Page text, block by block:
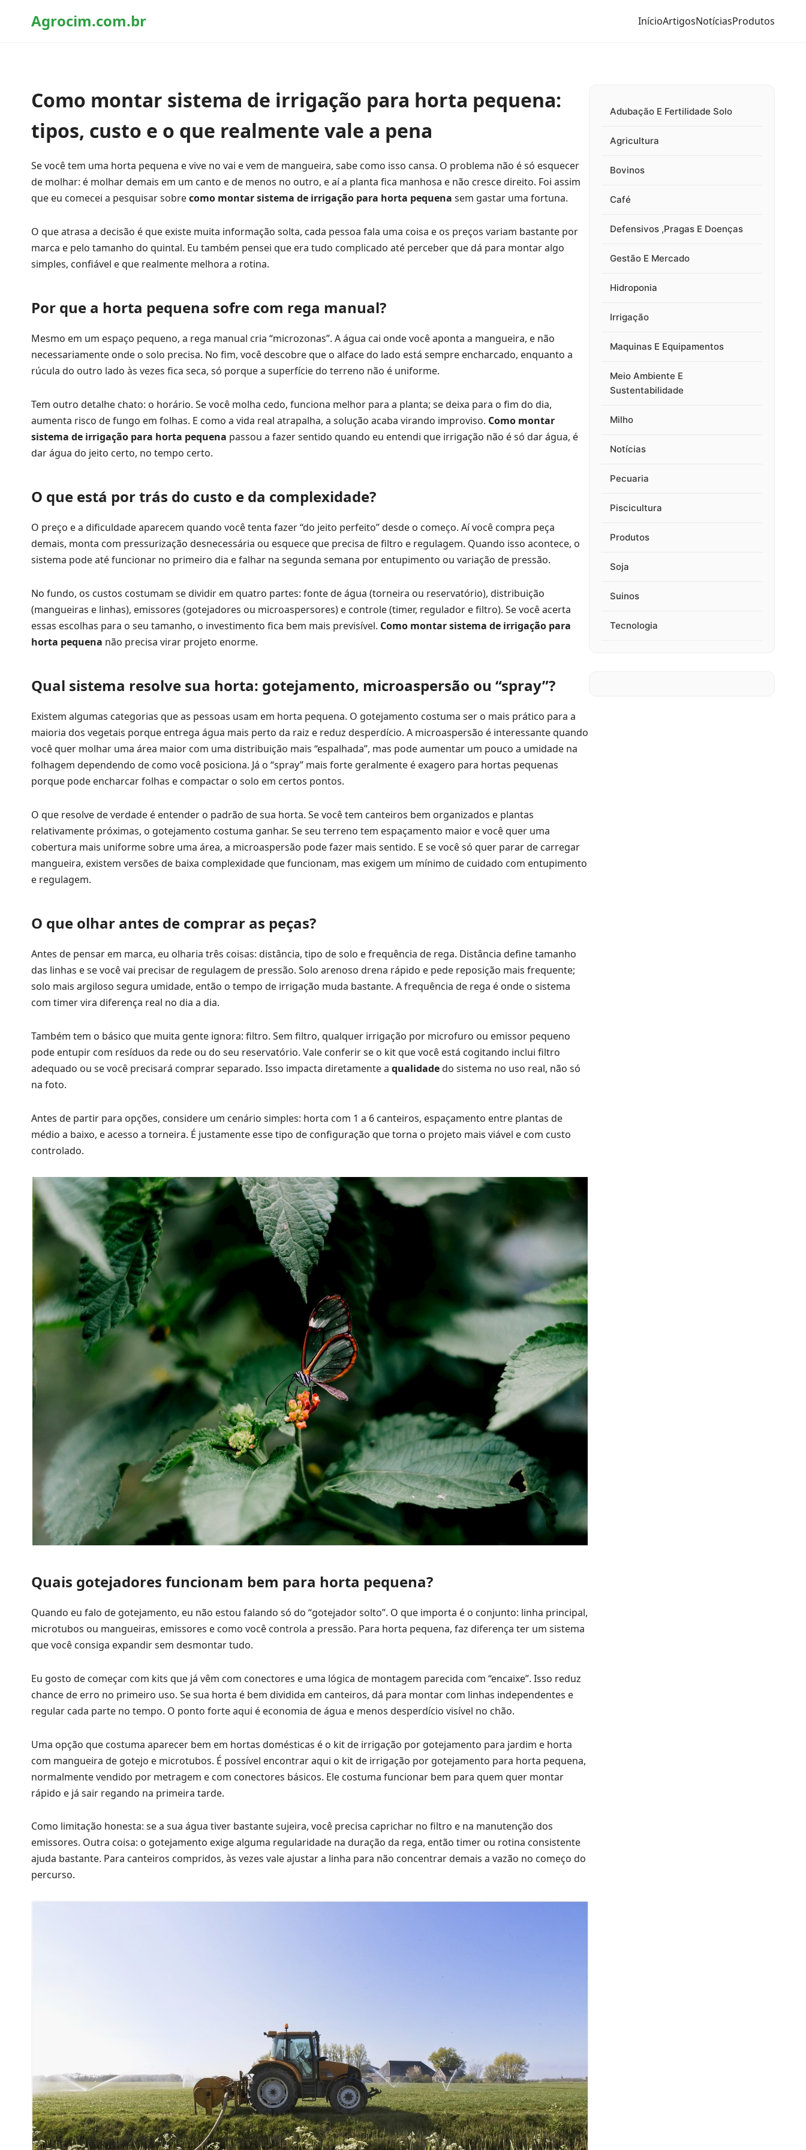
Agrocim.com.br InícioArtigosNotíciasProdutos
Como montar sistema de irrigação para horta pequena:
tipos, custo e o que realmente vale a pena
Se você tem uma horta pequena e vive no vai e vem de mangueira, sabe como isso cansa. O problema não é só esquecer
de molhar: é molhar demais em um canto e de menos no outro, e aí a planta fica manhosa e não cresce direito. Foi assim
que eu comecei a pesquisar sobrecomo montar sistema de irrigação para horta pequena sem gastar uma fortuna.
O que atrasa a decisão é que existe muita informação solta, cada pessoa fala uma coisa e os preços variam bastante por
marca e pelo tamanho do quintal. Eu também pensei que era tudo complicado até perceber que dá para montar algo
simples, confiável e que realmente melhora a rotina.
Por que a horta pequena sofre com rega manual?
Mesmo em um espaço pequeno, a rega manual cria “microzonas”. A água cai onde você aponta a mangueira, e não
necessariamente onde o solo precisa. No fim, você descobre que o alface do lado está sempre encharcado, enquanto a
rúcula do outro lado às vezes fica seca, só porque a superfície do terreno não é uniforme.
Tem outro detalhe chato: o horário. Se você molha cedo, funciona melhor para a planta; se deixa para o fim do dia,
aumenta risco de fungo em folhas. E como a vida real atrapalha, a solução acaba virando improviso. Como montar
sistema de irrigação para horta pequena passou a fazer sentido quando eu entendi que irrigação não é só dar água, é
dar água do jeito certo, no tempo certo.
O que está por trás do custo e da complexidade?
O preço e a dificuldade aparecem quando você tenta fazer “do jeito perfeito” desde o começo. Aí você compra peça
demais, monta com pressurização desnecessária ou esquece que precisa de filtro e regulagem. Quando isso acontece, o
sistema pode até funcionar no primeiro dia e falhar na segunda semana por entupimento ou variação de pressão.
No fundo, os custos costumam se dividir em quatro partes: fonte de água (torneira ou reservatório), distribuição
(mangueiras e linhas), emissores (gotejadores ou microaspersores) e controle (timer, regulador e filtro). Se você acerta
essas escolhas para o seu tamanho, o investimento fica bem mais previsível. Como montar sistema de irrigação para
horta pequena não precisa virar projeto enorme.
Qual sistema resolve sua horta: gotejamento, microaspersão ou “spray”?
Existem algumas categorias que as pessoas usam em horta pequena. O gotejamento costuma ser o mais prático para a
maioria dos vegetais porque entrega água mais perto da raiz e reduz desperdício. A microaspersão é interessante quando
você quer molhar uma área maior com uma distribuição mais “espalhada”, mas pode aumentar um pouco a umidade na
folhagem dependendo de como você posiciona. Já o “spray” mais forte geralmente é exagero para hortas pequenas
porque pode encharcar folhas e compactar o solo em certos pontos.
O que resolve de verdade é entender o padrão de sua horta. Se você tem canteiros bem organizados e plantas
relativamente próximas, o gotejamento costuma ganhar. Se seu terreno tem espaçamento maior e você quer uma
cobertura mais uniforme sobre uma área, a microaspersão pode fazer mais sentido. E se você só quer parar de carregar
mangueira, existem versões de baixa complexidade que funcionam, mas exigem um mínimo de cuidado com entupimento
e regulagem.
O que olhar antes de comprar as peças?
Antes de pensar em marca, eu olharia três coisas: distância, tipo de solo e frequência de rega. Distância define tamanho
das linhas e se você vai precisar de regulagem de pressão. Solo arenoso drena rápido e pede reposição mais frequente;
solo mais argiloso segura umidade, então o tempo de irrigação muda bastante. A frequência de rega é onde o sistema
com timer vira diferença real no dia a dia.
Também tem o básico que muita gente ignora: filtro. Sem filtro, qualquer irrigação por microfuro ou emissor pequeno
pode entupir com resíduos da rede ou do seu reservatório. Vale conferir se o kit que você está cogitando inclui filtro
adequado ou se você precisará comprar separado. Isso impacta diretamente a qualidadedo sistema no uso real, não só
na foto.
Antes de partir para opções, considere um cenário simples: horta com 1 a 6 canteiros, espaçamento entre plantas de
médio a baixo, e acesso a torneira. É justamente esse tipo de configuração que torna o projeto mais viável e com custo
controlado.
Quais gotejadores funcionam bem para horta pequena?
Quando eu falo de gotejamento, eu não estou falando só do “gotejador solto”. O que importa é o conjunto: linha principal,
microtubos ou mangueiras, emissores e como você controla a pressão. Para horta pequena, faz diferença ter um sistema
que você consiga expandir sem desmontar tudo.
Eu gosto de começar com kits que já vêm com conectores e uma lógica de montagem parecida com “encaixe”. Isso reduz
chance de erro no primeiro uso. Se sua horta é bem dividida em canteiros, dá para montar com linhas independentes e
regular cada parte no tempo. O ponto forte aqui é economia de água e menos desperdício visível no chão.
Uma opção que costuma aparecer bem em hortas domésticas é o kit de irrigação por gotejamento para jardim e horta
com mangueira de gotejo e microtubos. É possível encontrar aqui o kit de irrigação por gotejamento para horta pequena,
normalmente vendido por metragem e com conectores básicos. Ele costuma funcionar bem para quem quer montar
rápido e já sair regando na primeira tarde.
Como limitação honesta: se a sua água tiver bastante sujeira, você precisa caprichar no filtro e na manutenção dos
emissores. Outra coisa: o gotejamento exige alguma regularidade na duração da rega, então timer ou rotina consistente
ajuda bastante. Para canteiros compridos, às vezes vale ajustar a linha para não concentrar demais a vazão no começo do
percurso.
Adubação E Fertilidade Solo
Agricultura
Bovinos
Café
Defensivos ,Pragas E Doenças
Gestão E Mercado
Hidroponia
Irrigação
Maquinas E Equipamentos
Meio Ambiente E
Sustentabilidade
Milho
Notícias
Pecuaria
Piscicultura
Produtos
Soja
Suinos
Tecnologia